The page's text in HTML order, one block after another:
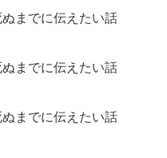
までに伝えたい話
までに伝えたい話
までに伝えたい話